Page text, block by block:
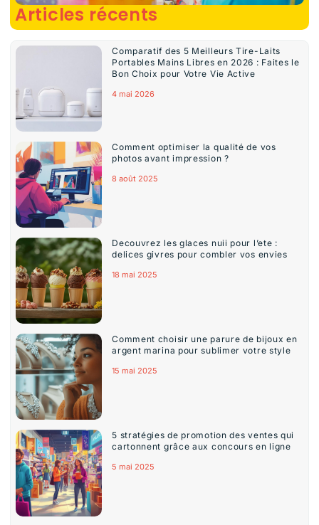
Articles récents
Comparatif des 5 Meilleurs Tire-Laits
Portables Mains Libres en 2026 : Faites le
Bon Choix pour Votre Vie Active
4 mai 2026
Comment optimiser la qualité de vos
photos avant impression ?
8 août 2025
Decouvrez les glaces nuii pour l’ete :
delices givres pour combler vos envies
18 mai 2025
Comment choisir une parure de bijoux en
argent marina pour sublimer votre style
15 mai 2025
5 stratégies de promotion des ventes qui
cartonnent grâce aux concours en ligne
5 mai 2025